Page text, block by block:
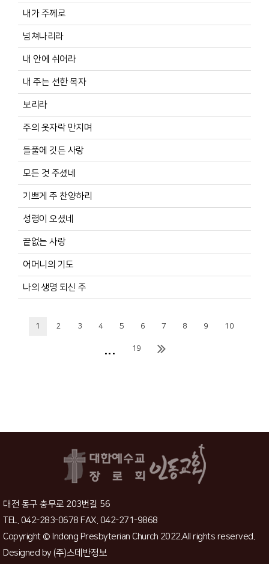
내가 주께로
넘쳐나리라
내 안에 쉬어라
내 주는 선한 목자
보리라
주의 옷자락 만지며
들풀에 깃든 사랑
모든 것 주셨네
기쁘게 주 찬양하리
성령이 오셨네
끝없는 사랑
어머니의 기도
나의 생명 되신 주
1 2 3 4 5 6 7 8 9 10
... 19
대전 동구 충무로 203번길 56
TEL. 042-283-0678 FAX. 042-271-9868
Copyright © Indong Presbyterian Church 2022.All rights reserved.
Designed by(주)스데반정보